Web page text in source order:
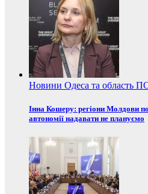
Новини Одеса та область
Інна Кошеру: регіони Молдови
автономії надавати не плануємо